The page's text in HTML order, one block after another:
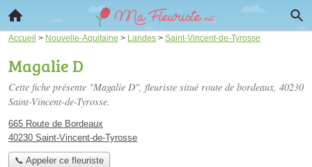
Accueil > Nouvelle-Aquitaine > Landes > Saint-Vincent-de-Tyrosse
Magalie D
Cette fiche présente "Magalie D", fleuriste situé route de bordeaux, 40230
Saint-Vincent-de-Tyrosse.
665 Route de Bordeaux
40230 Saint-Vincent-de-Tyrosse
📞 Appeler ce fleuriste